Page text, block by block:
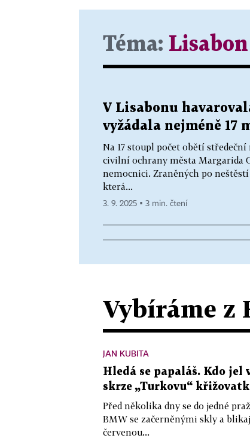
Téma: Lisabon
V Lisabonu
vyžádala nejméně 17
Na 17 stoupl počet obětí
civilní ochrany města Margarida
nemocnici. Zraněných po neštěstí
která...
3. 9. 2025 ▪ 3 min. čtení
Vybíráme z
JAN KUBITA
Hledá se papaláš. Kdo jel
skrze „Turkovu“
Před několika dny se do jedné
BMW se začerněnými skly a
červenou...